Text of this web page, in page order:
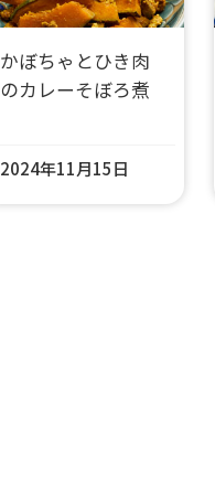
かぼちゃとひき肉
のカレーそぼろ煮
2024年11月15日